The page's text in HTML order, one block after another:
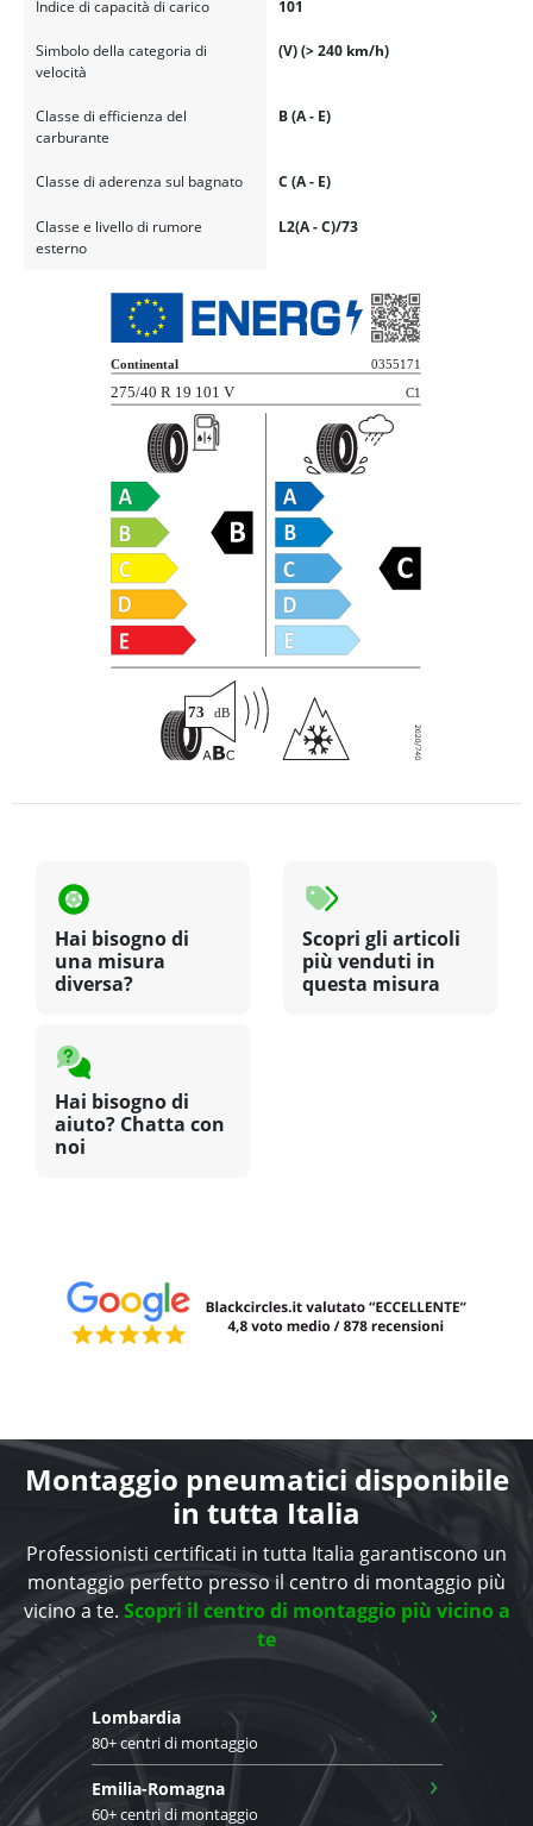
Indice di capacità di carico 101
Simbolo della categoria di
velocità
(V) (> 240 km/h)
Classe di efficienza del
carburante
B (A - E)
Classe di aderenza sul bagnato C (A - E)
Classe e livello di rumore
esterno
L2(A - C)/73
Hai bisogno di
una misura
diversa?
Scopri gli articoli
più venduti in
questa misura
Hai bisogno di
aiuto? Chatta con
noi
Montaggio pneumatici disponibile
in tutta Italia
Professionisti certificati in tutta Italia garantiscono un
montaggio perfetto presso il centro di montaggio più
vicino a te. Scopri il centro di montaggio più vicino a
te
Lombardia
80+ centri di montaggio
›
Emilia-Romagna
60+ centri di montaggio
›